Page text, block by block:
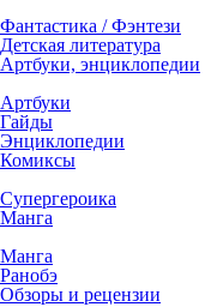
Фантастика / Фэнтези
Детская литература
Артбуки, энциклопедии
Артбуки
Гайды
Энциклопедии
Комиксы
Супергероика
Манга
Манга
Ранобэ
Обзоры и рецензии